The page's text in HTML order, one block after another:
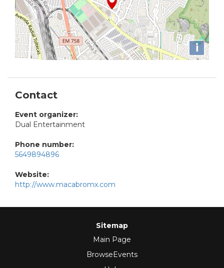
i
Contact
Event organizer:
Dual Entertainment
Phone number:
5649894896
Website:
http://www.macabromx.com
Sitemap
Main Page
BrowseEvents